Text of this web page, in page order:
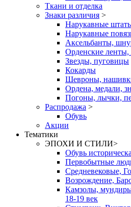
Ткани и отделка
Знаки различия >
Нарукавные
Нарукавные
Аксельбанты,
Орденские ленты,
Звезды, пуговицы
Кокарды
Шевроны,
Ордена, медали,
Погоны, лычки,
Распродажа >
Обувь
Акции
Тематики
ЭПОХИ И СТИЛИ>
Обувь
Первобытные
Средневековые,
Возрождение,
Камзолы,
18-19 век